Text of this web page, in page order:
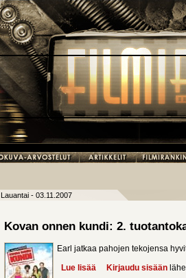
Lauantai - 03.11.2007
Kovan onnen kundi: 2.
Earl jatkaa pahojen tekojensa
Lue lisää about Kovan onnen
Kirjaudu sisään